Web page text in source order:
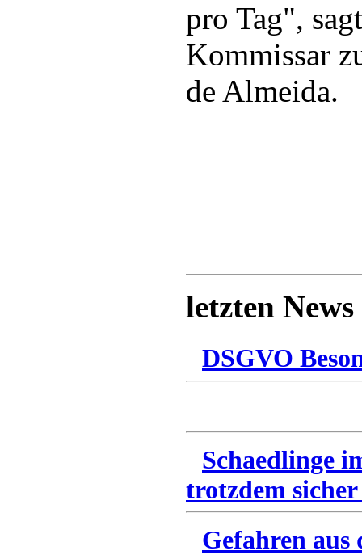
pro Tag",
Kommissar
de Almeida.
letzten News
DSGVO
Schaedlinge
trotzdem
Gefahren